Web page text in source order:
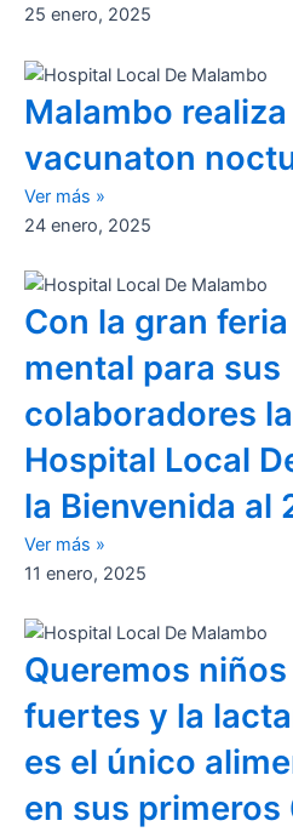
25 enero, 2025
Malambo
vacunaton
Ver más »
24 enero, 2025
Con la gran
mental para sus
colaboradores la
Hospital Local
la Bienvenida al
Ver más »
11 enero, 2025
Queremos
fuertes y la
es el único
en sus primeros